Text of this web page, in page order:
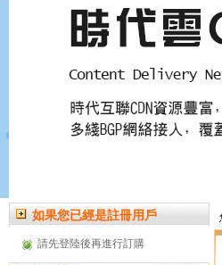
如果您已經是註冊用戶
請先登陸後再進行訂購